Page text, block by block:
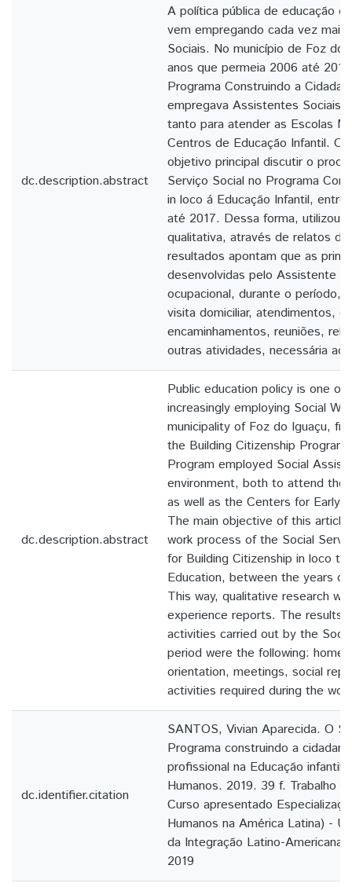
dc.description.abstract
A política pública de educação é
vem empregando cada vez
Sociais. No município de Foz do
anos que permeia 2006 até
Programa Construindo a
empregava Assistentes Sociais
tanto para atender as Escolas
Centros de Educação Infantil. O
objetivo principal discutir o
Serviço Social no Programa
in loco á Educação Infantil,
até 2017. Dessa forma, utilizou-
qualitativa, através de relatos
resultados apontam que as
desenvolvidas pelo Assistente
ocupacional, durante o período,
visita domiciliar, atendimentos,
encaminhamentos, reuniões,
outras atividades, necessária ao
dc.description.abstract
Public education policy is one of
increasingly employing Social
municipality of Foz do Iguaçu,
the Building Citizenship
Program employed Social
environment, both to attend the
as well as the Centers for Early
The main objective of this
work process of the Social
for Building Citizenship in loco to
Education, between the years of
This way, qualitative research
experience reports. The results
activities carried out by the
period were the following: home
orientation, meetings, social
activities required during the
dc.identifier.citation
SANTOS, Vivian Aparecida. O
Programa construindo a
profissional na Educação infantil
Humanos. 2019. 39 f. Trabalho
Curso apresentado
Humanos na América Latina) -
da Integração Latino-Americana,
2019